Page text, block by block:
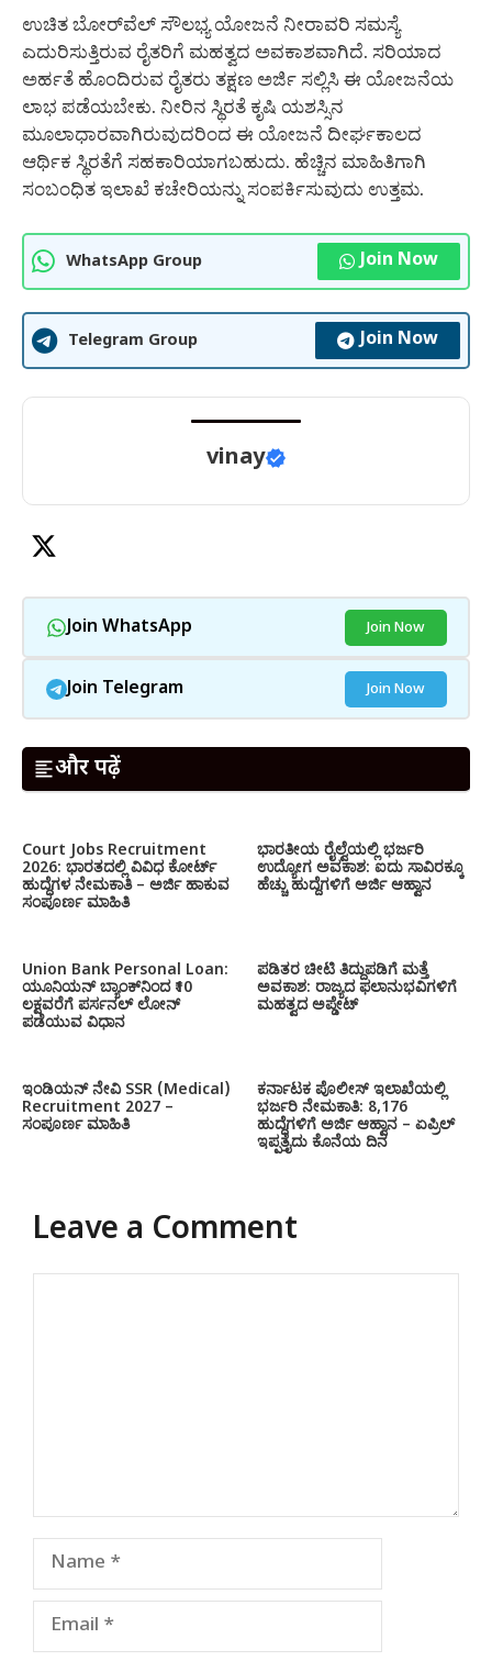
ಉಚಿತ ಬೋರ್‌ವೆಲ್ ಸೌಲಭ್ಯ ಯೋಜನೆ ನೀರಾವರಿ ಸಮಸ್ಯೆ
ಎದುರಿಸುತ್ತಿರುವ ರೈತರಿಗೆ ಮಹತ್ವದ ಅವಕಾಶವಾಗಿದೆ. ಸರಿಯಾದ
ಅರ್ಹತೆ ಹೊಂದಿರುವ ರೈತರು ತಕ್ಷಣ ಅರ್ಜಿ ಸಲ್ಲಿಸಿ ಈ ಯೋಜನೆಯ
ಲಾಭ ಪಡೆಯಬೇಕು. ನೀರಿನ ಸ್ಥಿರತೆ ಕೃಷಿ ಯಶಸ್ಸಿನ
ಮೂಲಾಧಾರವಾಗಿರುವುದರಿಂದ ಈ ಯೋಜನೆ ದೀರ್ಘಕಾಲದ
ಆರ್ಥಿಕ ಸ್ಥಿರತೆಗೆ ಸಹಕಾರಿಯಾಗಬಹುದು. ಹೆಚ್ಚಿನ ಮಾಹಿತಿಗಾಗಿ
ಸಂಬಂಧಿತ ಇಲಾಖೆ ಕಚೇರಿಯನ್ನು ಸಂಪರ್ಕಿಸುವುದು ಉತ್ತಮ.
WhatsApp Group Join Now
Telegram Group Join Now
vinay
Join WhatsApp Join Now
Join Telegram Join Now
और पढ़ें
Court Jobs Recruitment
2026: ಭಾರತದಲ್ಲಿ ವಿವಿಧ ಕೋರ್ಟ್
ಹುದ್ದೆಗಳ ನೇಮಕಾತಿ – ಅರ್ಜಿ ಹಾಕುವ
ಸಂಪೂರ್ಣ ಮಾಹಿತಿ
ಭಾರತೀಯ ರೈಲ್ವೆಯಲ್ಲಿ ಭರ್ಜರಿ
ಉದ್ಯೋಗ ಅವಕಾಶ: ಐದು ಸಾವಿರಕ್ಕೂ
ಹೆಚ್ಚು ಹುದ್ದೆಗಳಿಗೆ ಅರ್ಜಿ ಆಹ್ವಾನ
Union Bank Personal Loan:
ಯೂನಿಯನ್ ಬ್ಯಾಂಕ್‌ನಿಂದ ₹10
ಲಕ್ಷವರೆಗೆ ಪರ್ಸನಲ್ ಲೋನ್
ಪಡೆಯುವ ವಿಧಾನ
ಪಡಿತರ ಚೀಟಿ ತಿದ್ದುಪಡಿಗೆ ಮತ್ತೆ
ಅವಕಾಶ: ರಾಜ್ಯದ ಫಲಾನುಭವಿಗಳಿಗೆ
ಮಹತ್ವದ ಅಪ್ಡೇಟ್
ಇಂಡಿಯನ್ ನೇವಿ SSR (Medical)
Recruitment 2027 –
ಸಂಪೂರ್ಣ ಮಾಹಿತಿ
ಕರ್ನಾಟಕ ಪೊಲೀಸ್ ಇಲಾಖೆಯಲ್ಲಿ
ಭರ್ಜರಿ ನೇಮಕಾತಿ: 8,176
ಹುದ್ದೆಗಳಿಗೆ ಅರ್ಜಿ ಆಹ್ವಾನ – ಏಪ್ರಿಲ್
ಇಪ್ಪತ್ತೈದು ಕೊನೆಯ ದಿನ
Leave a Comment
Name
Email